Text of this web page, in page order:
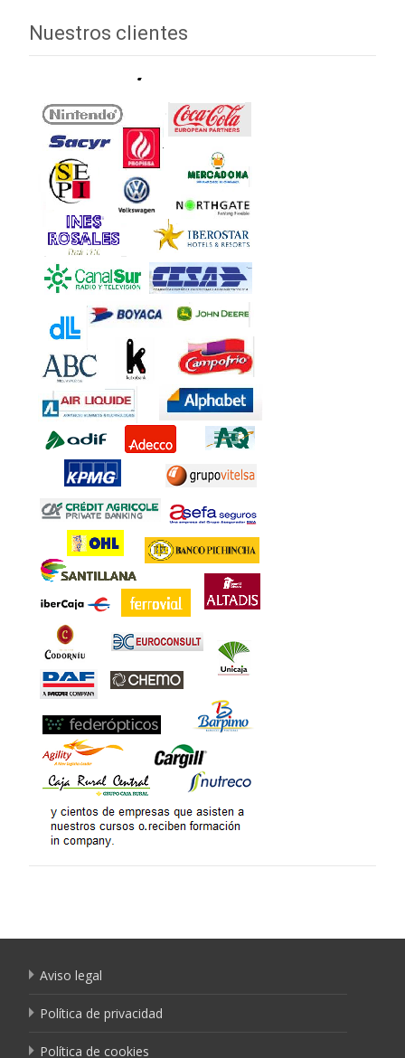
Nuestros clientes
Aviso legal
Política de privacidad
Política de cookies